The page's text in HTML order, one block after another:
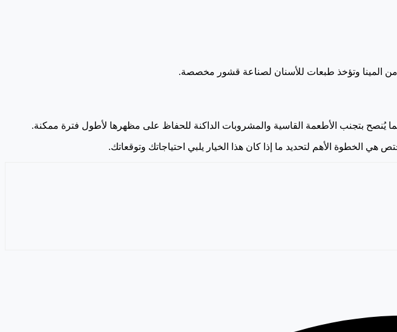
من المينا وتؤخذ طبعات للأسنان لصناعة قشور مخصصة.
يُنصح بتجنب الأطعمة القاسية والمشروبات الداكنة للحفاظ على مظهرها لأطول فترة ممكنة.
هي الخطوة الأهم لتحديد ما إذا كان هذا الخيار يلبي احتياجاتك وتوقعاتك.